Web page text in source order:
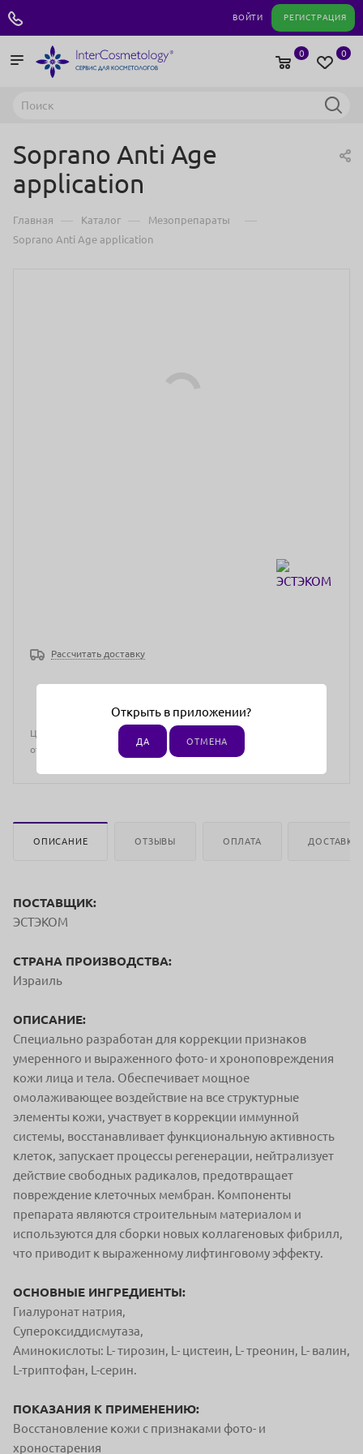
ВОЙТИ РЕГИСТРАЦИЯ
0
0
Soprano Anti Age
application
Главная — Каталог — Мезопрепараты —
Soprano Anti Age application
Рассчитать доставку
Цена действительна только для интернет-магазина и может
отличаться от цен в розничных магазинах
ОПИСАНИЕ ОТЗЫВЫ ОПЛАТА ДОСТАВКА
ПОСТАВЩИК:
ЭСТЭКОМ
СТРАНА ПРОИЗВОДСТВА:
Израиль
ОПИСАНИЕ:
Специально разработан для коррекции признаков
умеренного и выраженного фото- и хроноповреждения
кожи лица и тела. Обеспечивает мощное
омолаживающее воздействие на все структурные
элементы кожи, участвует в коррекции иммунной
системы, восстанавливает функциональную активность
клеток, запускает процессы регенерации, нейтрализует
действие свободных радикалов, предотвращает
повреждение клеточных мембран. Компоненты
препарата являются строительным материалом и
используются для сборки новых коллагеновых фибрилл,
что приводит к выраженному лифтинговому эффекту.
ОСНОВНЫЕ ИНГРЕДИЕНТЫ:
Гиалуронат натрия,
Супероксиддисмутаза,
Аминокислоты: L- тирозин, L- цистеин, L- треонин, L- валин,
L-триптофан, L-серин.
ПОКАЗАНИЯ К ПРИМЕНЕНИЮ:
Восстановление кожи с признаками фото- и
хроностарения
Открыть в приложении?
ДА ОТМЕНА